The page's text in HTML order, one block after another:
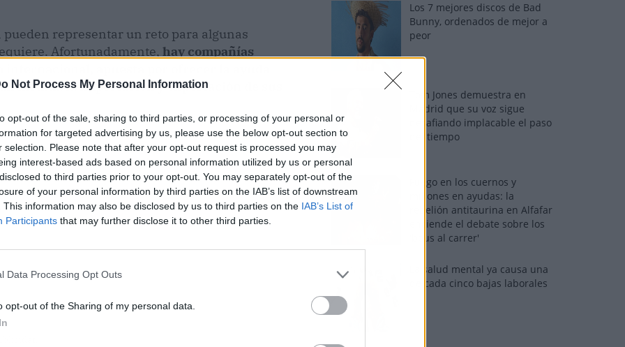
Not Process My Personal Information
opt-out of the sale, sharing to third parties, or processing of your personal or
for targeted advertising by us, please use the below opt-out section to
selection. Please note that after your opt-out request is processed you may
interest-based ads based on personal information utilized by us or personal
to third parties prior to your opt-out. You may separately opt-out of the
of your personal information by third parties on the IAB’s list of downstream
This information may also be disclosed by us to third parties on the IAB’s List of
Participants that may further disclose it to other third parties.
Data Processing Opt Outs
opt-out of the Sharing of my personal data.
representar un reto para algunas
Afortunadamente, hay compañías
apuesta por ofrecer la ayuda
medida la importación y exportación de sus
Los 7 mejores discos de Bad
Bunny, ordenados de mejor a
peor
Tom Jones demuestra en
Madrid que su voz sigue
desafiando implacable el paso
del tiempo
Fuego en los cuernos y
millones en ayudas: la
rebelión antitaurina en Alfafar
enciende el debate sobre los
'bous al carrer'
La salud mental ya causa una
de cada cinco bajas laborales